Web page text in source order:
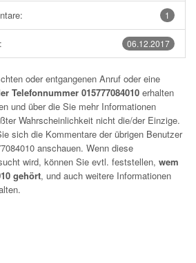
1
06.12.2017
oder entgangenen Anruf oder eine
Telefonnummer 015777084010 erhalten
und über die Sie mehr Informationen
Wahrscheinlichkeit nicht die/der Einzige.
sich die Kommentare der übrigen Benutzer
anschauen. Wenn diese
wird, können Sie evtl. feststellen, wem
gehört, und auch weitere Informationen